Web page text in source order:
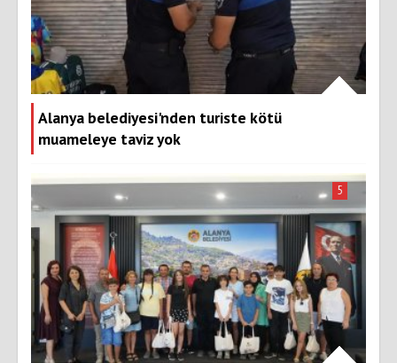
Alanya belediyesi'nden turiste kötü
muameleye taviz yok
5